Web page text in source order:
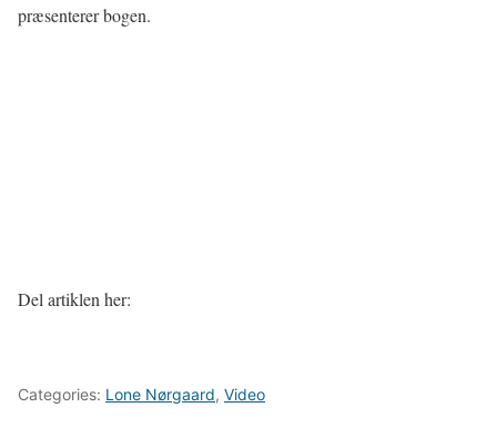
præsenterer bogen.
Del artiklen her:
Categories: Lone Nørgaard, Video